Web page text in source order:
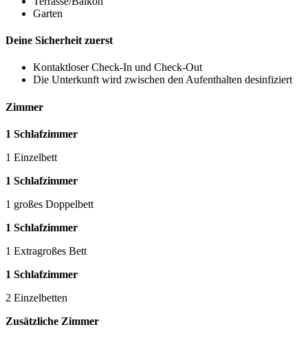
Garten
Deine Sicherheit zuerst
Kontaktloser Check-In und Check-Out
Die Unterkunft wird zwischen den Aufenthalten desinfiziert
Zimmer
1 Schlafzimmer
1 Einzelbett
1 Schlafzimmer
1 großes Doppelbett
1 Schlafzimmer
1 Extragroßes Bett
1 Schlafzimmer
2 Einzelbetten
Zusätzliche Zimmer